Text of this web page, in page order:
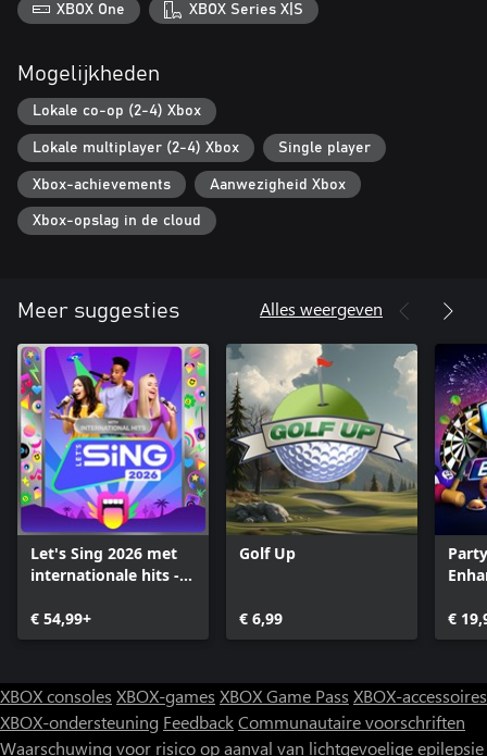
XBOX One XBOX Series X|S
Mogelijkheden
Lokale co-op (2-4) Xbox
Lokale multiplayer (2-4) Xbox Single player
Xbox-achievements Aanwezigheid Xbox
Xbox-opslag in de cloud
Meer suggesties Alles weergeven
Let's Sing 2026 met
internationale hits -
€ 54,99+
Golf Up
€ 6,99 €
XBOX consoles XBOX-games XBOX Game Pass XBOX-accessoires
XBOX-ondersteuning FeedbackCommunautaire voorschriften
Waarschuwing voor risico op aanval van lichtgevoelige epilepsie